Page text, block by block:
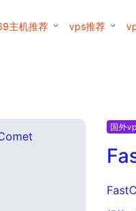
主机推荐 vps推荐
国外